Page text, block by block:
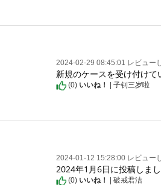
2024-02-29 08:45:01 レビュー
新規のケースを受け付けて
(0) いいね！ | 子钊三岁啦
2024-01-12 15:28:00 レビュー
2024年1月6日に投稿しま
(0) いいね！ | 破戒君洁